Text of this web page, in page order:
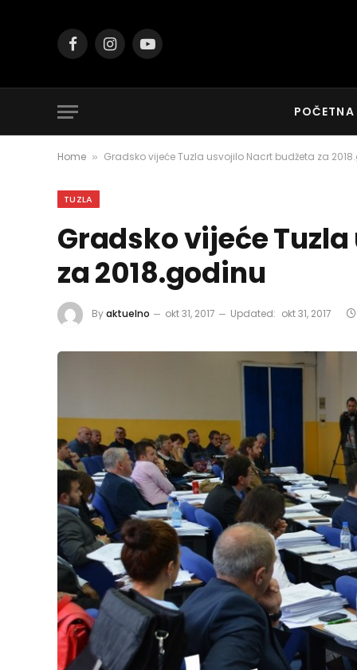
FacebookInstagramYouTube
POČETNA
Home » Gradsko vijeće Tuzla usvojilo Nacrt budžeta za
TUZLA
Gradsko vijeće
za 2018.godinu
Byaktuelno okt 31, 2017 Updated: okt 31, 2017